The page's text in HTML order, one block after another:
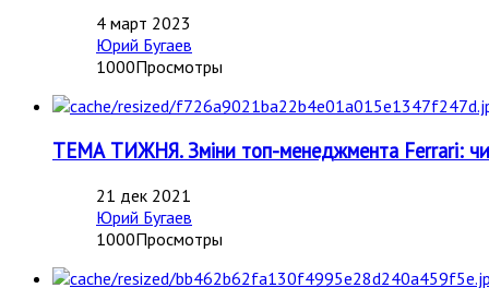
4 март 2023
Юрий Бугаев
1000Просмотры
ТЕМА ТИЖНЯ. Зміни топ-менеджмента Ferrari:
21 дек 2021
Юрий Бугаев
1000Просмотры